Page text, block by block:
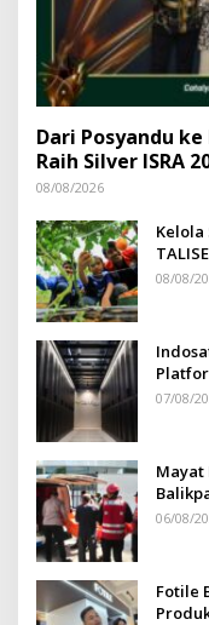
Dari Posyandu
Raih Silver ISRA
08/08/2026
Kelola
08/08/
07/08/
Mayat
TKP
06/08/
Fotile